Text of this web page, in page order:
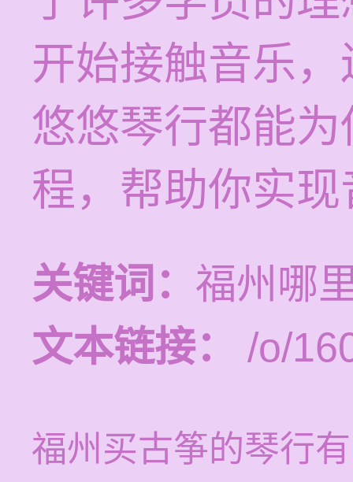
开始接触音乐
悠悠琴行都能
程，帮助你实
关键词： 福州哪
文本链接：
/o/
福州买古筝的琴行